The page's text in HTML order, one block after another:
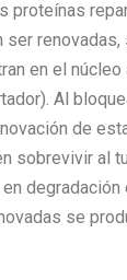
proteínas
ser
en el núcleo
Al
de
sobrevivir al
degradación
se